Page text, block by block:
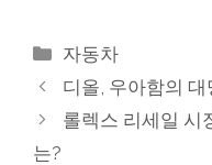
카
테
고
리
자동차
디올, 우아함의
롤렉스 리세일 시
는?